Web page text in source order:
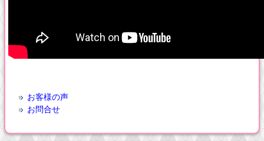
お客様の声
お問合せ